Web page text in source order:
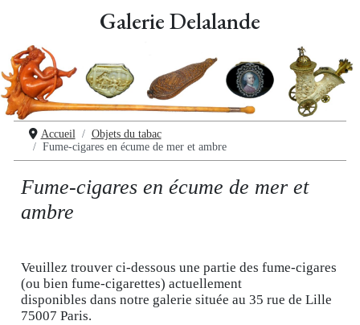
Galerie Delalande
Accueil
Objets du tabac
Fume-cigares en écume de mer et ambre
Fume-cigares en écume de mer et
ambre
Veuillez trouver ci-dessous une partie des fume-cigares
(ou bien fume-cigarettes) actuellement
disponibles dans notre galerie située au 35 rue de Lille
75007 Paris.